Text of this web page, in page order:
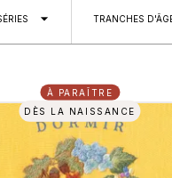
arrow_drop_down TRANCHES
À PARAÎTRE
DÈS LA NAISSANCE